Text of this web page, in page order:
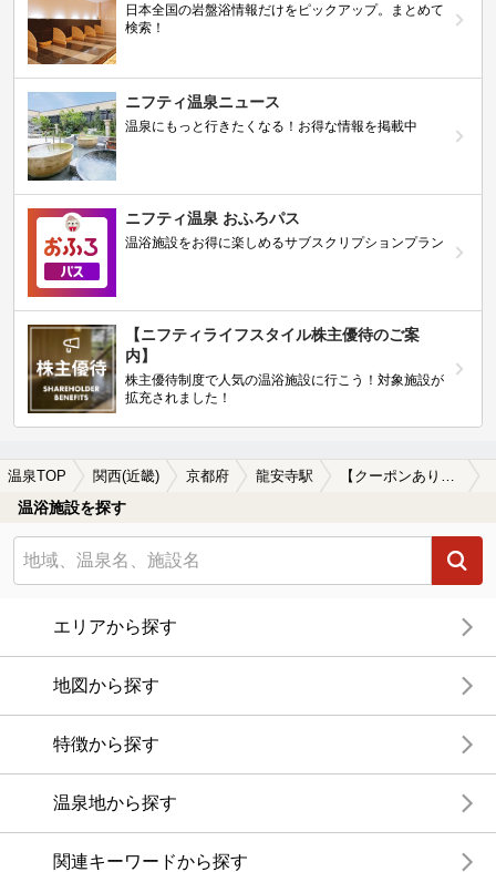
日本全国の岩盤浴情報だけをピックアップ。まとめて
検索！
ニフティ温泉ニュース
温泉にもっと行きたくなる！お得な情報を掲載中
ニフティ温泉 おふろパス
温浴施設をお得に楽しめるサブスクリプションプラン
【ニフティライフスタイル株主優待のご案
内】
株主優待制度で人気の温浴施設に行こう！対象施設が
拡充されました！
温泉TOP 関西(近畿) 京都府 龍安寺駅
温浴施設を探す
エリアから探す
地図から探す
特徴から探す
温泉地から探す
関連キーワードから探す